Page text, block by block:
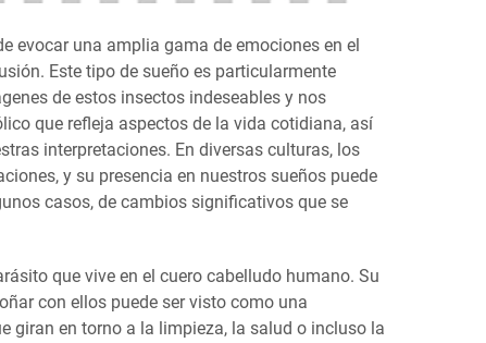
evocar una amplia gama de emociones en el
Este tipo de sueño es particularmente
de estos insectos indeseables y nos
que refleja aspectos de la vida cotidiana, así
interpretaciones. En diversas culturas, los
y su presencia en nuestros sueños puede
casos, de cambios significativos que se
que vive en el cuero cabelludo humano. Su
con ellos puede ser visto como una
giran en torno a la limpieza, la salud o incluso la